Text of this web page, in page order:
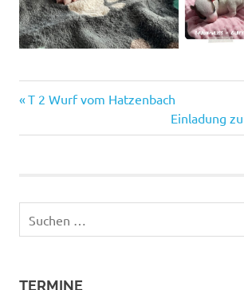
Beitragsnavigation
Vorheriger
T 2 Wurf vom Hatzenbach
Nächster
Beitrag:
Einladung
nach:
TERMINE